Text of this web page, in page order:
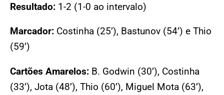
Resultado: 1-2 (1-0 ao intervalo)
Marcador: Costinha (25’), Bastunov (54’) e Thio
(59’)
Cartões Amarelos: B. Godwin (30’), Costinha
(33’), Jota (48’), Thio (60’), Miguel Mota (63’),